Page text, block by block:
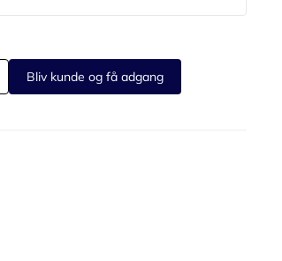
Bliv kunde og få adgang